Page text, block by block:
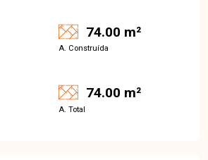
74.00 m²
A. Construída
74.00 m²
A. Total